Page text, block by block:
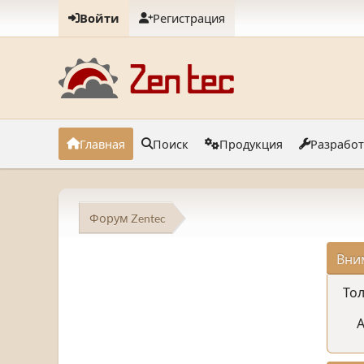
Войти Регистрация
Главная Поиск Продукция
Форум Zentec